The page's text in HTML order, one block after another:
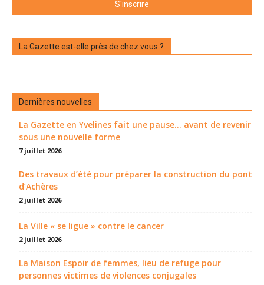
La Gazette est-elle près de chez vous ?
Dernières nouvelles
La Gazette en Yvelines fait une pause... avant de revenir
sous une nouvelle forme
7 juillet 2026
Des travaux d’été pour préparer la construction du pont
d’Achères
2 juillet 2026
La Ville « se ligue » contre le cancer
2 juillet 2026
La Maison Espoir de femmes, lieu de refuge pour
personnes victimes de violences conjugales